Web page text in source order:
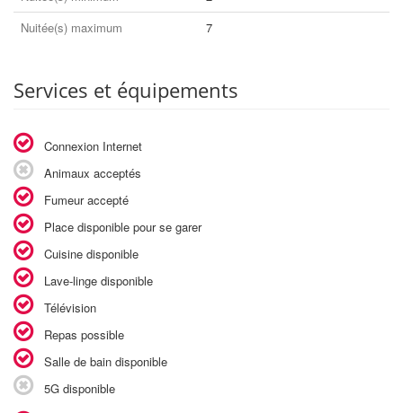
Nuitée(s) maximum
7
Services et équipements
Connexion Internet
Animaux acceptés
Fumeur accepté
Place disponible pour se garer
Cuisine disponible
Lave-linge disponible
Télévision
Repas possible
Salle de bain disponible
5G disponible